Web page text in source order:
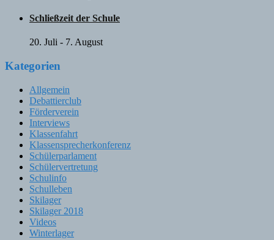
Schließzeit der Schule
20. Juli - 7. August
Kategorien
Allgemein
Debattierclub
Förderverein
Interviews
Klassenfahrt
Klassensprecherkonferenz
Schülerparlament
Schülervertretung
Schulinfo
Schulleben
Skilager
Skilager 2018
Videos
Winterlager